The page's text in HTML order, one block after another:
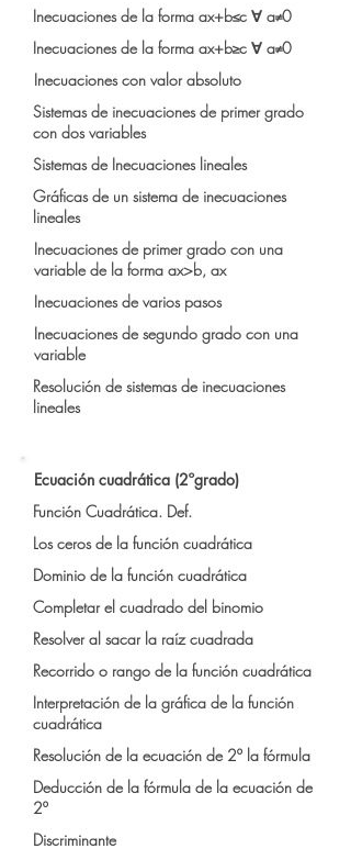
Inecuaciones de la forma ax+b≤c ∀ a≠0
Inecuaciones de la forma ax+b≥c ∀ a≠0
Inecuaciones con valor absoluto
​Sistemas de inecuaciones de primer grado
con dos variables
Sistemas de Inecuaciones lineales
Gráficas de un sistema de inecuaciones
lineales
Inecuaciones de primer grado con una
variable de la forma ax>b, ax
Inecuaciones de varios pasos
Inecuaciones de segundo grado con una
variable
Resolución de sistemas de inecuaciones
lineales
Ecuación cuadrática (2ºgrado)
Función Cuadrática. Def.
Los ceros de la función cuadrática
Dominio de la función cuadrática
Completar el cuadrado del binomio
Resolver al sacar la raíz cuadrada
Recorrido o rango de la función cuadrática
Interpretación de la gráfica de la función
cuadrática
Resolución de la ecuación de 2º la fórmula
Deducción de la fórmula de la ecuación de
2º
Discriminante